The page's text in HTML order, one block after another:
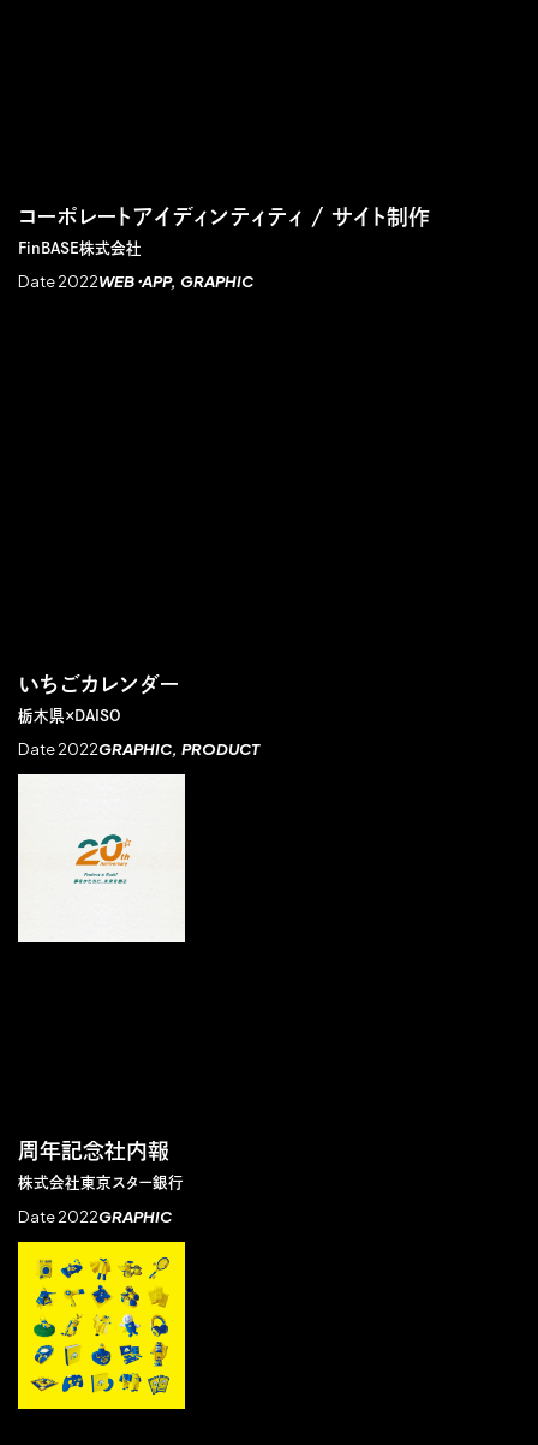
コーポレートアイディンティティ / サイト制作
FinBASE株式会社
Date 2022WEB・APP GRAPHIC
いちごカレンダー
栃木県×DAISO
Date 2022GRAPHIC PRODUCT
周年記念社内報
株式会社東京スター銀行
Date 2022GRAPHIC